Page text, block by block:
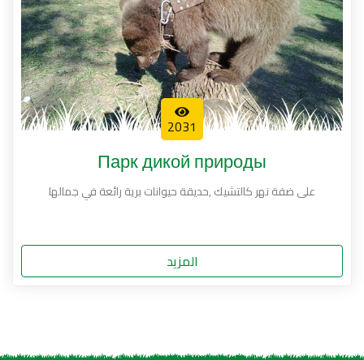
2031
Парк дикой природы
على ضفة نهر كالتشيك ,حديقة حيوانات برية رائعة في جمالها
المزيد